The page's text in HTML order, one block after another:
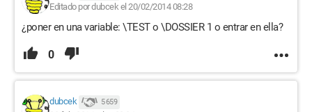
Editado por dubcek el 20/02/2014 08:28
¿poner en una variable: \TEST o \DOSSIER 1 o entrar en ella?
0
dubcek 5 659